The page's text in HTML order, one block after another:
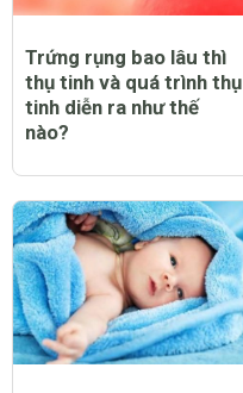
Trứng rụng bao lâu thì
thụ tinh và quá trình thụ
tinh diễn ra như thế
nào?